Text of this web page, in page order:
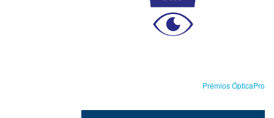
Prémios ÓpticaPro